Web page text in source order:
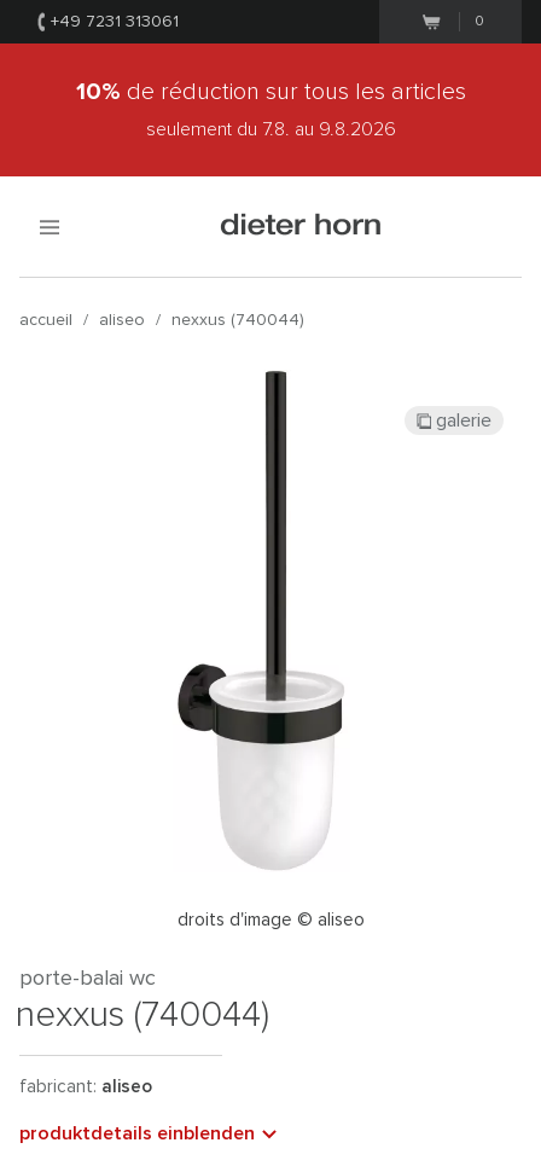
+49 7231 313061 0
10% de réduction sur tous les articles
seulement du 7.8. au 9.8.2026
accueil / aliseo / nexxus (740044)
droits d'image © aliseo
galerie
porte-balai wc
nexxus (740044)
fabricant: aliseo
produktdetails einblenden